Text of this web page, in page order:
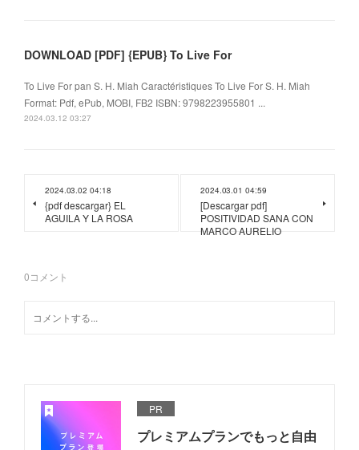
DOWNLOAD [PDF] {EPUB} To Live For
To Live For pan S. H. Miah Caractéristiques To Live For S. H. Miah
Format: Pdf, ePub, MOBI, FB2 ISBN: 9798223955801 ...
2024.03.12 03:27
2024.03.02 04:18
{pdf descargar} EL
AGUILA Y LA ROSA
2024.03.01 04:59
[Descargar pdf]
POSITIVIDAD SANA CON
MARCO AURELIO
0コメント
PR
プレミアムプランでもっと自由